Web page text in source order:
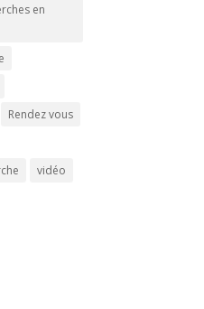
en
Rendez vous
vidéo